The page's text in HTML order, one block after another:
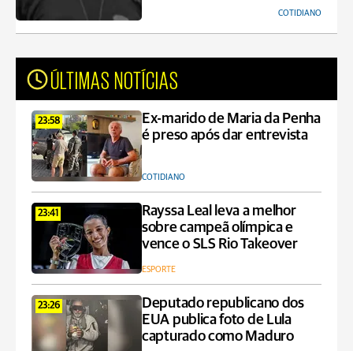
COTIDIANO
ÚLTIMAS NOTÍCIAS
23:58
Ex-marido de Maria da Penha
é preso após dar entrevista
COTIDIANO
23:41
Rayssa Leal leva a melhor
sobre campeã olímpica e
vence o SLS Rio Takeover
ESPORTE
23:26
Deputado republicano dos
EUA publica foto de Lula
capturado como Maduro